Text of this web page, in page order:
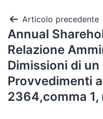
Articolo precedente
Annual
Relazione
Dimissioni di
Provvedimenti
2364,comma 1,